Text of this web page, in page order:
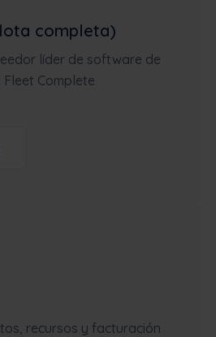
completa)
líder de software de
Complete
recursos y facturación